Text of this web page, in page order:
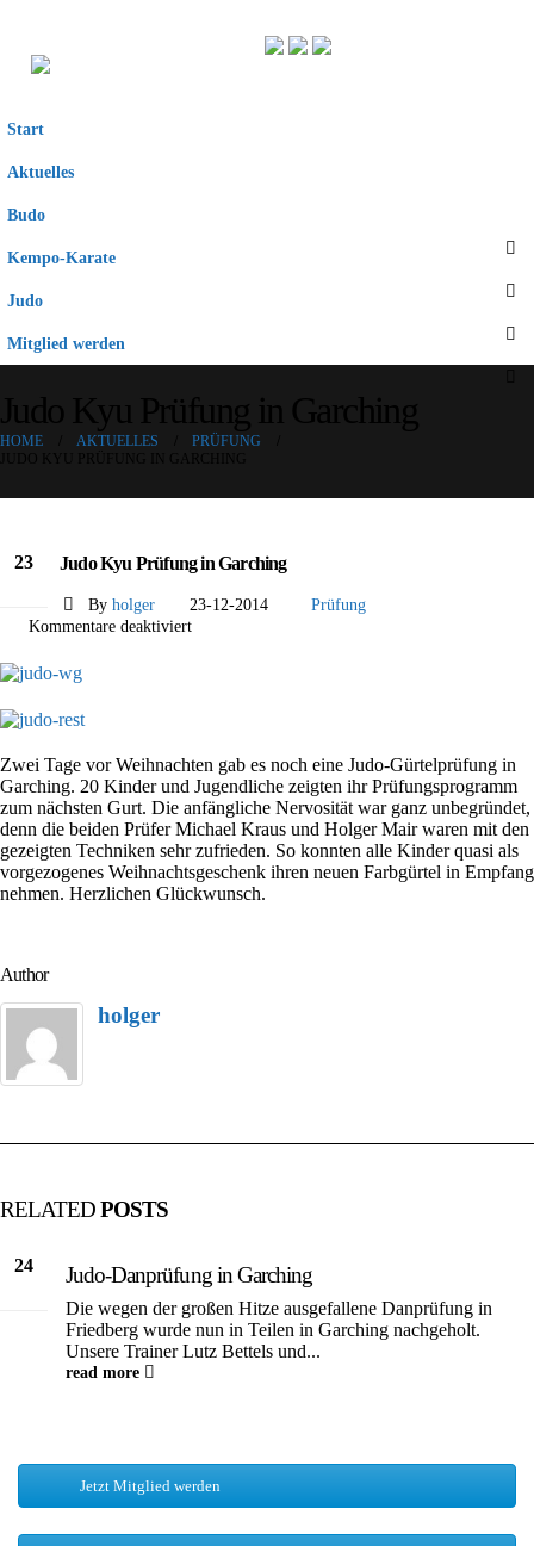
Start
Aktuelles
Budo
Kempo-Karate
Judo
Mitglied werden
HOME AKTUELLES
PRÜFUNG
23 Judo Kyu Prüfung in Garching
Byholger 23-12-2014
Prüfung
Kommentare deaktiviertfür
Zwei Tage vor Weihnachten gab es noch eine Judo-Gürtelprüfung in
Garching. 20 Kinder und Jugendliche zeigten ihr Prüfungsprogramm
zum nächsten Gurt. Die anfängliche Nervosität war ganz unbegründet,
denn die beiden Prüfer Michael Kraus und Holger Mair waren mit den
gezeigten Techniken sehr zufrieden. So konnten alle Kinder quasi als
vorgezogenes Weihnachtsgeschenk ihren neuen Farbgürtel in Empfang
nehmen. Herzlichen Glückwunsch.
Author
holger
RELATEDPOSTS
24 Judo-Danprüfung in Garching
Die wegen der großen Hitze ausgefallene Danprüfung in
Friedberg wurde nun in Teilen in Garching nachgeholt.
Unsere Trainer Lutz Bettels und...
read more
Jetzt Mitglied werden